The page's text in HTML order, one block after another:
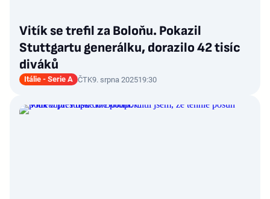
Vitík se trefil za Boloňu. Pokazil
Stuttgartu generálku, dorazilo 42 tisíc
diváků
Itálie - Serie A ČTK9. srpna 202519:30